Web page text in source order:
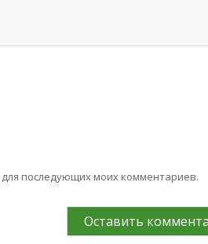
последующих моих комментариев.